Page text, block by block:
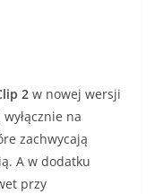
2 w nowej wersji
na
zachwycają
A w dodatku
przy